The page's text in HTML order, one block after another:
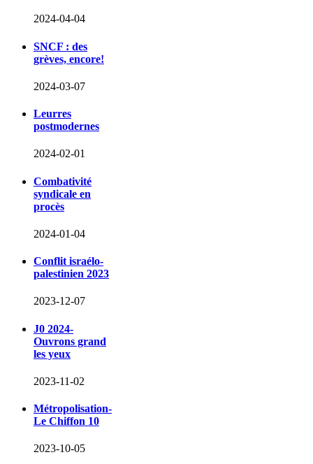
2024-04-04
SNCF : des
grèves, encore!
2024-03-07
Leurres
postmodernes
2024-02-01
Combativité
syndicale en
procès
2024-01-04
Conflit israélo-
palestinien 2023
2023-12-07
J0 2024-
Ouvrons grand
les yeux
2023-11-02
Métropolisation-
Le Chiffon 10
2023-10-05